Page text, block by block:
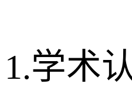
1.学术